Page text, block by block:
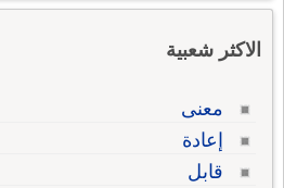
الاكثر شعبية
معنى
إعادة
قابل